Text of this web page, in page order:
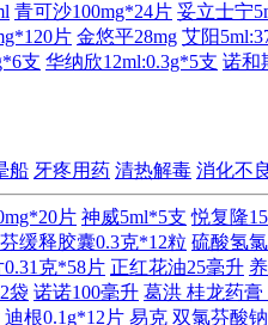
青可沙100mg*24片 妥立士宁
片 金悠平28mg 艾阳
支 华纳欣12ml:0.3g*5支 诺和
船 牙疼用药 清热解毒 消化不
片 神威5ml*5支 悦复隆
缓释胶囊0.3克*12粒 硫酸氢
克*58片 正红花油25毫升
袋 诺诺100毫升 葛洪 桂龙药膏
迪根0.1g*12片 易克 双氯芬酸